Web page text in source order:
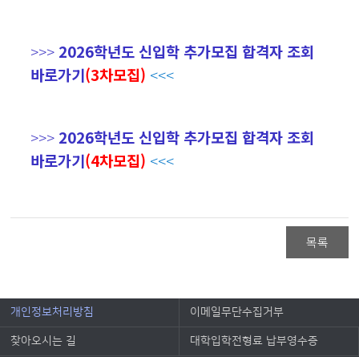
>>> 2026학년도 신입학 추가모집 합격자 조회
바로가기(3차모집) <<<
>>> 2026학년도 신입학 추가모집 합격자 조회
바로가기(4차모집) <<<
목록
개인정보처리방침 이메일무단수집거부
찾아오시는 길 대학입학전형료 납부영수증